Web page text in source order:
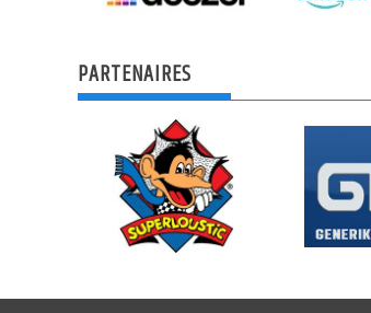
PARTENAIRES